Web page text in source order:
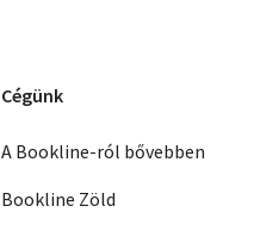
Cégünk
A Bookline-ról bővebben
Bookline Zöld